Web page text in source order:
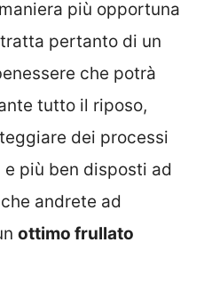
più opportuna
pertanto di un
che potrà
tutto il riposo,
dei processi
più ben disposti ad
andrete ad
ottimo frullato